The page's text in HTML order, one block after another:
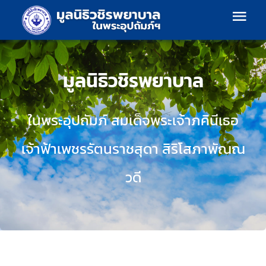
content
เกี่ยวกับเรา
โครงสร้างองค์กร
แผนงาน
ร้านค้า
ร่วมบริจาค
มูลนิธิวชิรพยาบาล
ในพระอุปถัมภ์ สมเด็จพระเจ้าภคินีเธอ
เจ้าฟ้าเพชรรัตนราชสุดา สิริโสภาพัณณ
วดี